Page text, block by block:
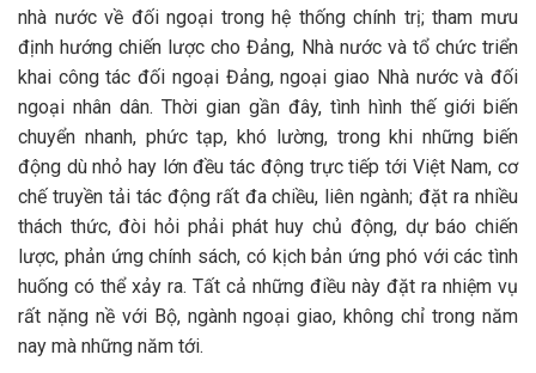
nhà nước về đối ngoại trong hệ thống chính trị; tham mưu
định hướng chiến lược cho Đảng, Nhà nước và tổ chức triển
khai công tác đối ngoại Đảng, ngoại giao Nhà nước và đối
ngoại nhân dân. Thời gian gần đây, tình hình thế giới biến
chuyển nhanh, phức tạp, khó lường, trong khi những biến
động dù nhỏ hay lớn đều tác động trực tiếp tới Việt Nam, cơ
chế truyền tải tác động rất đa chiều, liên ngành; đặt ra nhiều
thách thức, đòi hỏi phải phát huy chủ động, dự báo chiến
lược, phản ứng chính sách, có kịch bản ứng phó với các tình
huống có thể xảy ra. Tất cả những điều này đặt ra nhiệm vụ
rất nặng nề với Bộ, ngành ngoại giao, không chỉ trong năm
nay mà những năm tới.